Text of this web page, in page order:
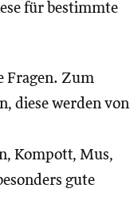
für bestimmte
Fragen. Zum
diese werden von
Kompott, Mus,
gute